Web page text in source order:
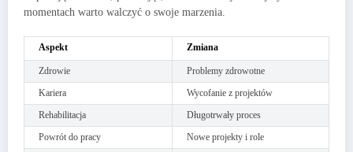
momentach warto walczyć o swoje marzenia.
Aspekt Zmiana
Zdrowie
Problemy zdrowotne
Kariera
Wycofanie z projektów
Rehabilitacja
Długotrwały proces
Powrót do pracy
Nowe projekty i role